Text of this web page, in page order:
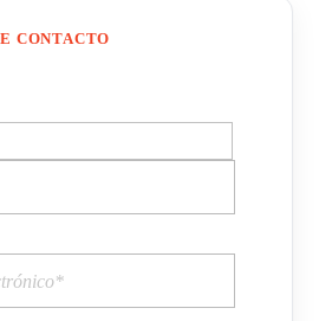
CONTACTO